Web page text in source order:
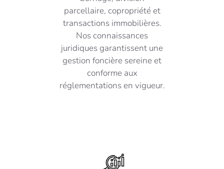
parcellaire, copropriété et
transactions immobilières.
Nos connaissances
juridiques garantissent une
gestion foncière sereine et
conforme aux
réglementations en vigueur.